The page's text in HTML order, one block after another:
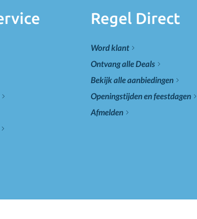
Regel Direct
Word klant
Ontvang alle Deals
Bekijk alle aanbiedingen
Openingstijden en feestdagen
Afmelden